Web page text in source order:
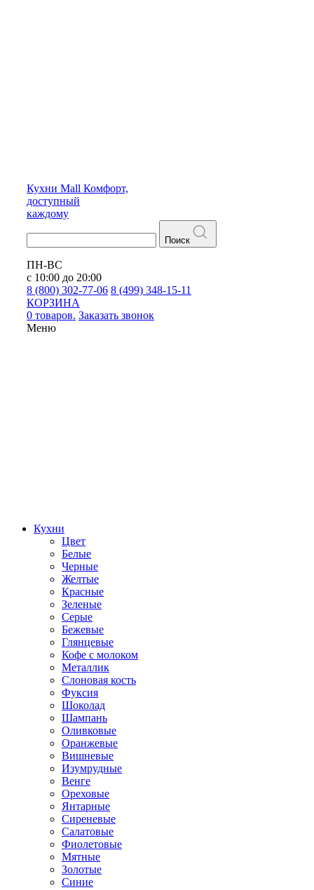
Кухни Mall Комфорт,
доступный
каждому
Поиск
ПН-ВС
с 10:00 до 20:00
8 (800) 302-77-06 8 (499) 348-15-11
КОРЗИНА
0 товаров. Заказать звонок
Меню
Кухни
Цвет
Белые
Черные
Желтые
Красные
Зеленые
Серые
Бежевые
Глянцевые
Кофе с молоком
Металлик
Слоновая кость
Фуксия
Шоколад
Шампань
Оливковые
Оранжевые
Вишневые
Изумрудные
Венге
Ореховые
Янтарные
Сиреневые
Салатовые
Фиолетовые
Мятные
Золотые
Синие